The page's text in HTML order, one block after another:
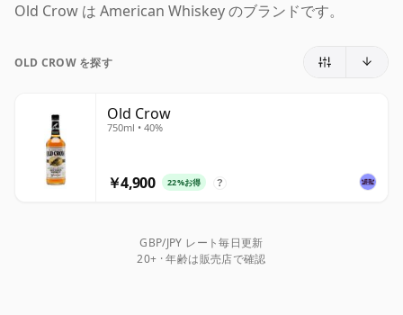
Old Crow は American Whiskey のブランドです。
OLD CROW を探す
Old Crow
750ml • 40%
￥4,900 22%お得 ?
GBP/JPY レート毎日更新
20+ · 年齢は販売店で確認